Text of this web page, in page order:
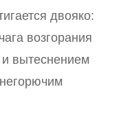
двояко:
возгорания
вытеснением